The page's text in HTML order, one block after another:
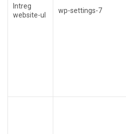
Intreg
website-ul
wp-settings-7